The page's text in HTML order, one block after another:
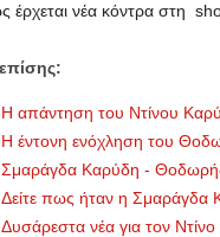
νέα κόντρα στη
Η απάντηση του Ντίνου
Η έντονη ενόχληση του
Σμαράγδα Καρύδη -
Δείτε πως ήταν η Σμαράγδα
Δυσάρεστα νέα για τον